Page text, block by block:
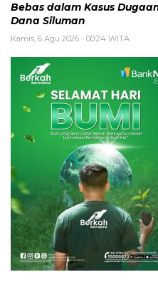
Bebas dalam Kasus
Dana Siluman
Kamis, 6 Agu 2026 - 00:24 WITA